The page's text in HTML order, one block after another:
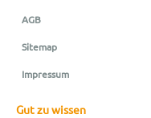
AGB
Sitemap
Impressum
Gut zu wissen